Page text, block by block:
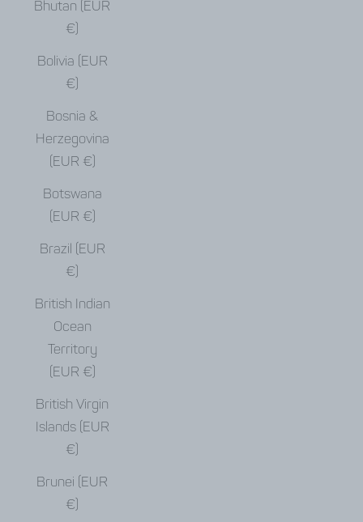
Bhutan (EUR
€)
Bolivia (EUR
€)
Bosnia &
Herzegovina
(EUR €)
Botswana
(EUR €)
Brazil (EUR
€)
British Indian
Ocean
Territory
(EUR €)
British Virgin
Islands (EUR
€)
Brunei (EUR
€)